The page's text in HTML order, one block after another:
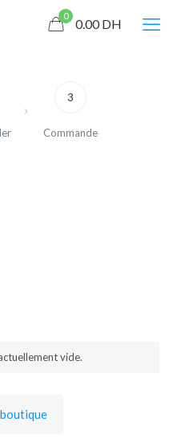
0
0.00DH
3
Commande
vide.